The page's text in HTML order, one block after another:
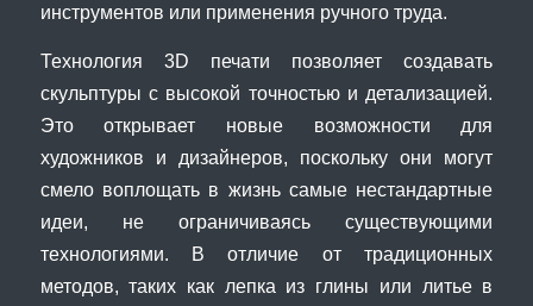
инструментов или применения ручного труда.
Технология 3D печати позволяет создавать
скульптуры с высокой точностью и детализацией.
Это открывает новые возможности для
художников и дизайнеров, поскольку они могут
смело воплощать в жизнь самые нестандартные
идеи, не ограничиваясь существующими
технологиями. В отличие от традиционных
методов, таких как лепка из глины или литье в